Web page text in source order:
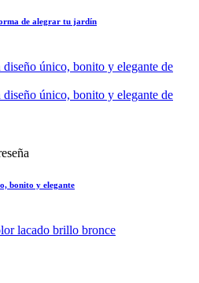
de alegrar tu jardín
bonito y elegante